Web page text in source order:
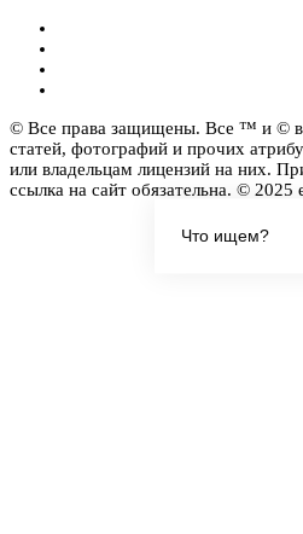
© Все права защищены. Все ™ и ©
статей, фотографий и прочих
или владельцам лицензий на них.
ссылка на сайт обязательна. © 2025